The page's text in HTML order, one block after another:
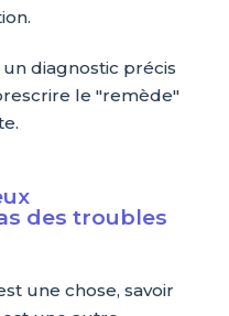
diagnostic précis
le "remède"
des troubles
une chose, savoir